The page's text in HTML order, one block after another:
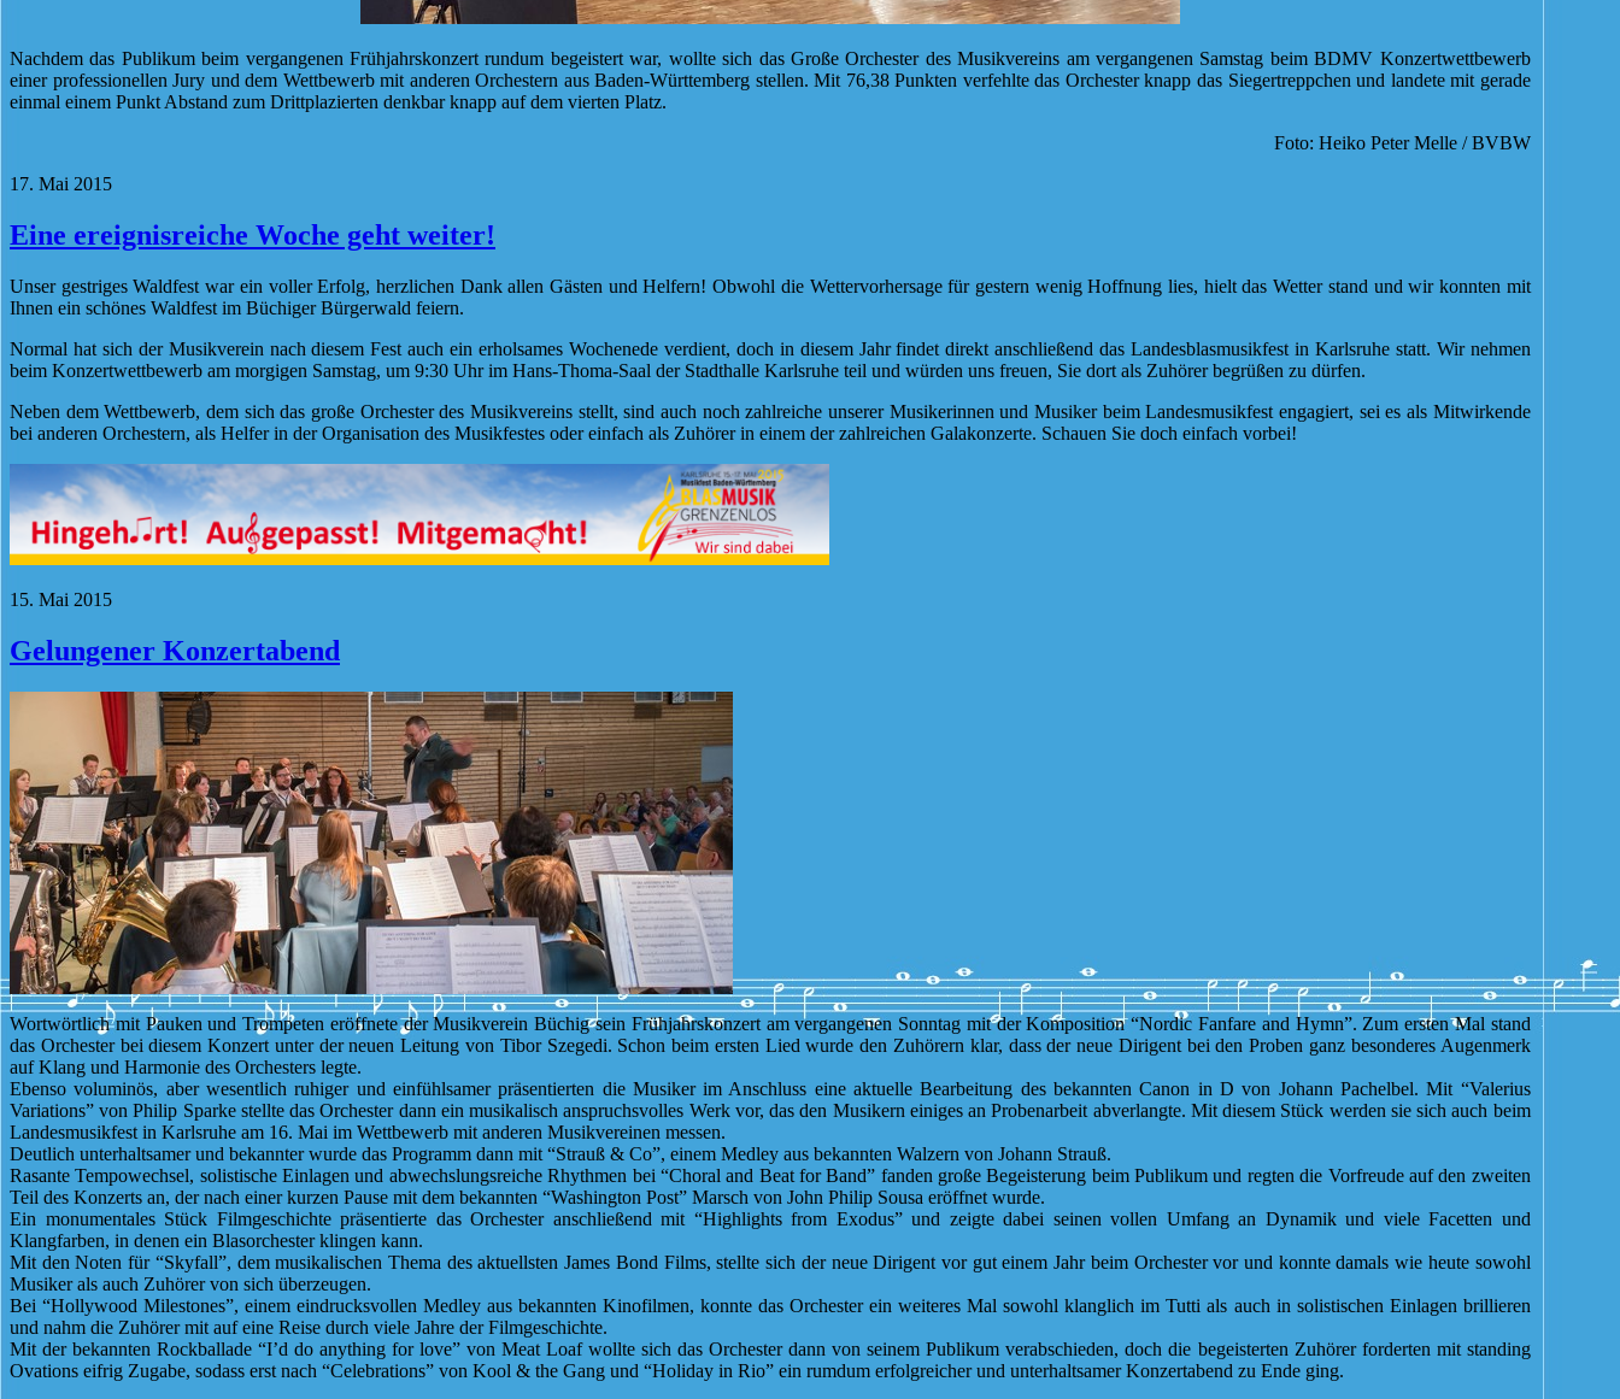
Nachdem das Publikum beim vergangenen Frühjahrskonzert rundum begeistert war, wollte sich das Große Orchester des Musikvereins am vergangenen Samstag beim BDMV Konzertwettbewerb
einer professionellen Jury und dem Wettbewerb mit anderen Orchestern aus Baden-Württemberg stellen. Mit 76,38 Punkten verfehlte das Orchester knapp das Siegertreppchen und landete mit gerade
einmal einem Punkt Abstand zum Drittplazierten denkbar knapp auf dem vierten Platz.
Foto: Heiko Peter Melle / BVBW
17. Mai 2015
Eine ereignisreiche Woche geht weiter!
Unser gestriges Waldfest war ein voller Erfolg, herzlichen Dank allen Gästen und Helfern! Obwohl die Wettervorhersage für gestern wenig Hoffnung lies, hielt das Wetter stand und wir konnten mit
Ihnen ein schönes Waldfest im Büchiger Bürgerwald feiern.
Normal hat sich der Musikverein nach diesem Fest auch ein erholsames Wochenede verdient, doch in diesem Jahr findet direkt anschließend das Landesblasmusikfest in Karlsruhe statt. Wir nehmen
beim Konzertwettbewerb am morgigen Samstag, um 9:30 Uhr im Hans-Thoma-Saal der Stadthalle Karlsruhe teil und würden uns freuen, Sie dort als Zuhörer begrüßen zu dürfen.
Neben dem Wettbewerb, dem sich das große Orchester des Musikvereins stellt, sind auch noch zahlreiche unserer Musikerinnen und Musiker beim Landesmusikfest engagiert, sei es als Mitwirkende
bei anderen Orchestern, als Helfer in der Organisation des Musikfestes oder einfach als Zuhörer in einem der zahlreichen Galakonzerte. Schauen Sie doch einfach vorbei!
15. Mai 2015
Gelungener Konzertabend
Wortwörtlich mit Pauken und Trompeten eröffnete der Musikverein Büchig sein Frühjahrskonzert am vergangenen Sonntag mit der Komposition “Nordic Fanfare and Hymn”. Zum ersten Mal stand
das Orchester bei diesem Konzert unter der neuen Leitung von Tibor Szegedi. Schon beim ersten Lied wurde den Zuhörern klar, dass der neue Dirigent bei den Proben ganz besonderes Augenmerk
auf Klang und Harmonie des Orchesters legte.
Ebenso voluminös, aber wesentlich ruhiger und einfühlsamer präsentierten die Musiker im Anschluss eine aktuelle Bearbeitung des bekannten Canon in D von Johann Pachelbel. Mit “Valerius
Variations” von Philip Sparke stellte das Orchester dann ein musikalisch anspruchsvolles Werk vor, das den Musikern einiges an Probenarbeit abverlangte. Mit diesem Stück werden sie sich auch beim
Landesmusikfest in Karlsruhe am 16. Mai im Wettbewerb mit anderen Musikvereinen messen.
Deutlich unterhaltsamer und bekannter wurde das Programm dann mit “Strauß & Co”, einem Medley aus bekannten Walzern von Johann Strauß.
Rasante Tempowechsel, solistische Einlagen und abwechslungsreiche Rhythmen bei “Choral and Beat for Band” fanden große Begeisterung beim Publikum und regten die Vorfreude auf den zweiten
Teil des Konzerts an, der nach einer kurzen Pause mit dem bekannten “Washington Post” Marsch von John Philip Sousa eröffnet wurde.
Ein monumentales Stück Filmgeschichte präsentierte das Orchester anschließend mit “Highlights from Exodus” und zeigte dabei seinen vollen Umfang an Dynamik und viele Facetten und
Klangfarben, in denen ein Blasorchester klingen kann.
Mit den Noten für “Skyfall”, dem musikalischen Thema des aktuellsten James Bond Films, stellte sich der neue Dirigent vor gut einem Jahr beim Orchester vor und konnte damals wie heute sowohl
Musiker als auch Zuhörer von sich überzeugen.
Bei “Hollywood Milestones”, einem eindrucksvollen Medley aus bekannten Kinofilmen, konnte das Orchester ein weiteres Mal sowohl klanglich im Tutti als auch in solistischen Einlagen brillieren
und nahm die Zuhörer mit auf eine Reise durch viele Jahre der Filmgeschichte.
Mit der bekannten Rockballade “I’d do anything for love” von Meat Loaf wollte sich das Orchester dann von seinem Publikum verabschieden, doch die begeisterten Zuhörer forderten mit standing
Ovations eifrig Zugabe, sodass erst nach “Celebrations” von Kool & the Gang und “Holiday in Rio” ein rumdum erfolgreicher und unterhaltsamer Konzertabend zu Ende ging.